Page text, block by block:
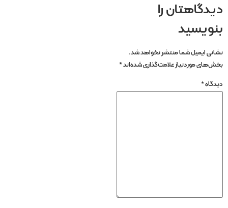
دیدگاهتان را
بنویسید
نشانی ایمیل شما منتشر نخواهد شد.
بخش‌های موردنیاز علامت‌گذاری شده‌اند*
دیدگاه*